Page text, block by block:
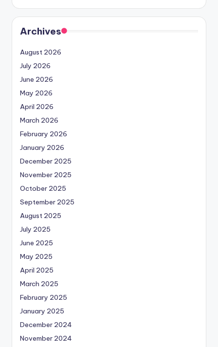
Archives
August 2026
July 2026
June 2026
May 2026
April 2026
March 2026
February 2026
January 2026
December 2025
November 2025
October 2025
September 2025
August 2025
July 2025
June 2025
May 2025
April 2025
March 2025
February 2025
January 2025
December 2024
November 2024